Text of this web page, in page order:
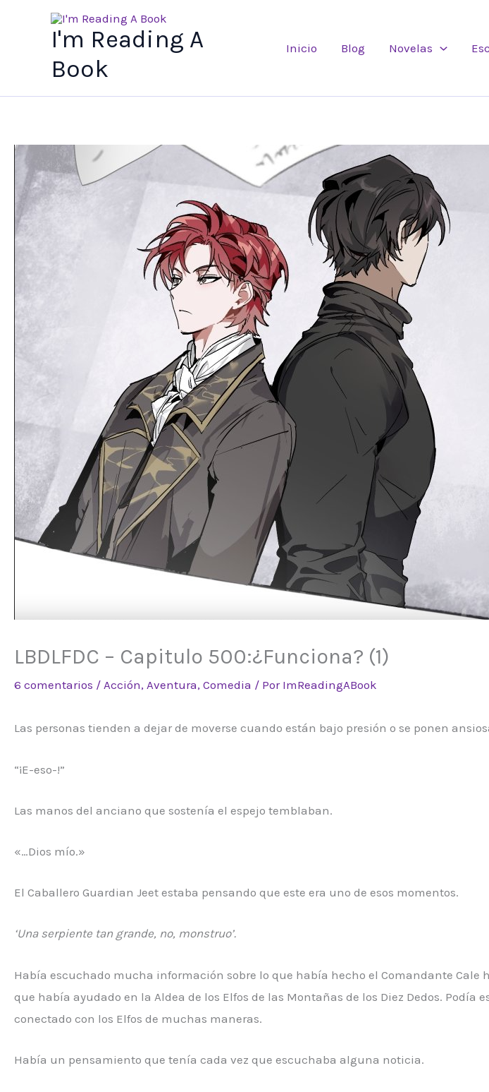
I'm Reading A
Book
Inicio Blog Novelas
LBDLFDC – Capitulo 500:¿Funciona? (1)
6 comentarios / Acción, Aventura, Comedia / Por ImReadingABook
Las personas tienden a dejar de moverse cuando están bajo presión o se ponen
“¡E-eso-!”
Las manos del anciano que sostenía el espejo temblaban.
«…Dios mío.»
El Caballero Guardian Jeet estaba pensando que este era uno de esos momentos.
‘Una serpiente tan grande, no, monstruo’.
Había escuchado mucha información sobre lo que había hecho el Comandante Cale
que había ayudado en la Aldea de los Elfos de las Montañas de los Diez Dedos. Podía
conectado con los Elfos de muchas maneras.
Había un pensamiento que tenía cada vez que escuchaba alguna noticia.